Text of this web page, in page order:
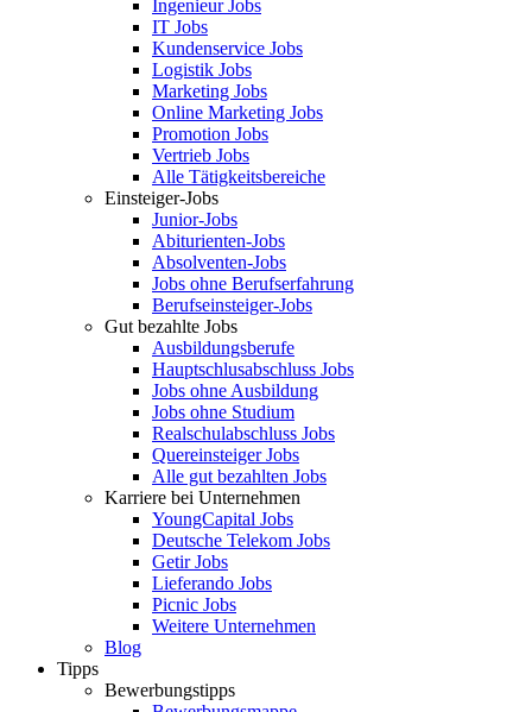
Ingenieur Jobs
IT Jobs
Kundenservice Jobs
Logistik Jobs
Marketing Jobs
Online Marketing Jobs
Promotion Jobs
Vertrieb Jobs
Alle Tätigkeitsbereiche
Einsteiger-Jobs
Junior-Jobs
Abiturienten-Jobs
Absolventen-Jobs
Jobs ohne Berufserfahrung
Berufseinsteiger-Jobs
Gut bezahlte Jobs
Ausbildungsberufe
Hauptschlusabschluss Jobs
Jobs ohne Ausbildung
Jobs ohne Studium
Realschulabschluss Jobs
Quereinsteiger Jobs
Alle gut bezahlten Jobs
Karriere bei Unternehmen
YoungCapital Jobs
Deutsche Telekom Jobs
Getir Jobs
Lieferando Jobs
Picnic Jobs
Weitere Unternehmen
Blog
Tipps
Bewerbungstipps